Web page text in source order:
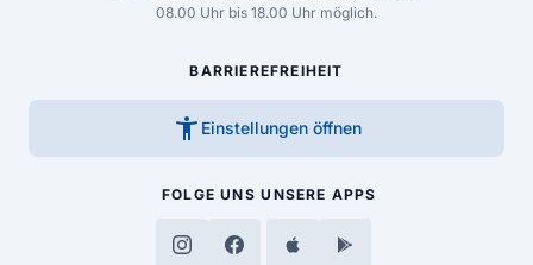
08.00 Uhr bis 18.00 Uhr möglich.
BARRIEREFREIHEIT
accessibility_new Einstellungen öffnen
FOLGE UNS UNSERE APPS